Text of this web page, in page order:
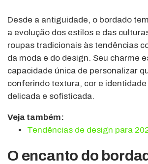
Desde a antiguidade, o bordado
a evolução dos estilos e das
roupas tradicionais às tendências
da moda e do design. Seu charme
capacidade única de personalizar
conferindo textura, cor e
delicada e sofisticada.
Veja também:
Tendências de design para
O encanto do